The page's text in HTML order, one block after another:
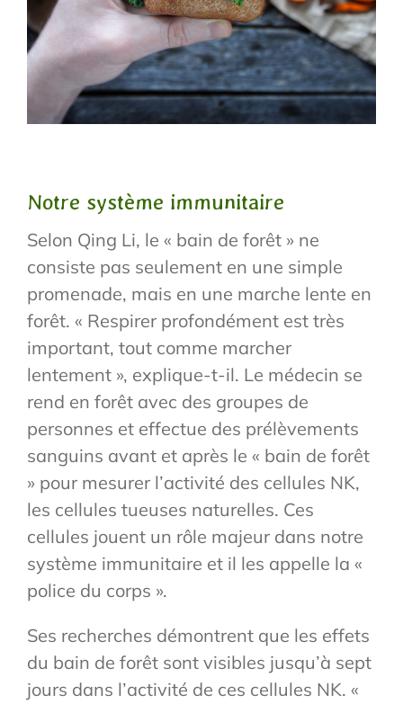
Notre système immunitaire
Selon Qing Li, le « bain de forêt » ne
consiste pas seulement en une simple
promenade, mais en une marche lente en
forêt. « Respirer profondément est très
important, tout comme marcher
lentement », explique-t-il. Le médecin se
rend en forêt avec des groupes de
personnes et effectue des prélèvements
sanguins avant et après le « bain de forêt
» pour mesurer l’activité des cellules NK,
les cellules tueuses naturelles. Ces
cellules jouent un rôle majeur dans notre
système immunitaire et il les appelle la «
police du corps ».
Ses recherches démontrent que les effets
du bain de forêt sont visibles jusqu’à sept
jours dans l’activité de ces cellules NK. «